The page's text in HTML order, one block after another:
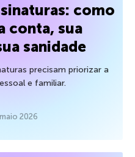
como
conta, sua
sanidade
precisam priorizar a
e familiar.
2026